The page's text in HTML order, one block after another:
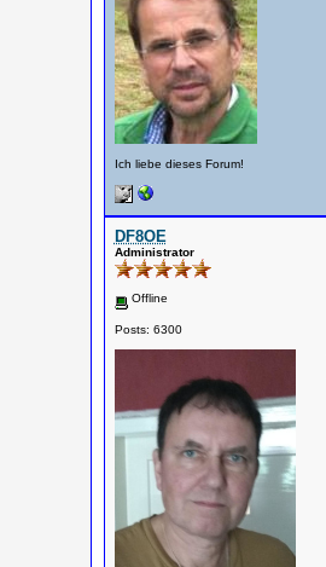
Ich liebe dieses Forum!
DF8OE
Administrator
Offline
Posts: 6300